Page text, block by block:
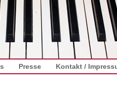
Presse Kontakt /